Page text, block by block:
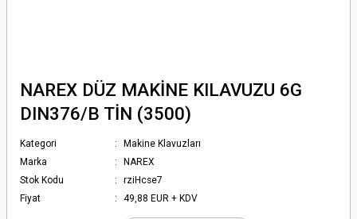
NAREX DÜZ MAKİNE KILAVUZU 6G
DIN376/B TİN (3500)
Kategori
Makine Klavuzları
Marka
NAREX
Stok Kodu
rziHcse7
Fiyat
49,88 EUR + KDV